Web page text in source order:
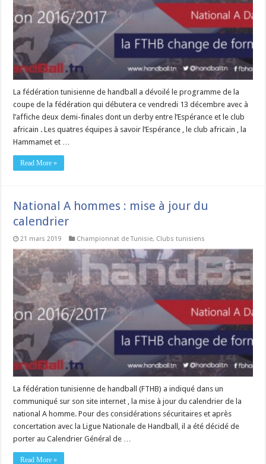
La fédération tunisienne de handball a dévoilé le programme de la
coupe de la fédération qui débutera ce vendredi 13 décembre avec à
l’affiche deux demi-finales dont un derby entre l’Espérance et le club
africain . Les quatres équipes à savoir l’Espérance , le club africain , la
Hammamet et …
Read More »
National A hommes : mise à jour du
calendrier
21 mars 2019 Championnat de Tunisie, Clubs tunisiens
La fédération tunisienne de handball (FTHB) a indiqué dans un
communiqué sur son site internet , la mise à jour du calendrier de la
national A homme. Pour des considérations sécuritaires et après
concertation avec la Ligue Nationale de Handball, il a été décidé de
porter au Calendrier Général de …
Read More »